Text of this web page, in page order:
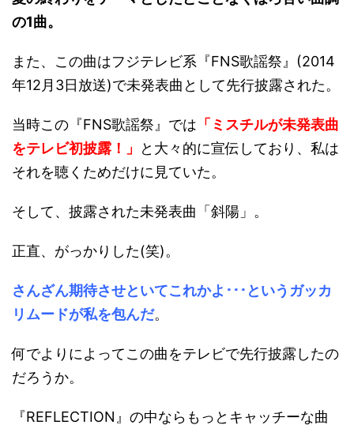
の1曲。
また、この曲はフジテレビ系『FNS歌謡祭』(2014
年12月3日放送)で未発表曲として先行披露された。
当時この『FNS歌謡祭』では 「ミスチルが未発表曲
をテレビ初披露！」
と大々的に宣伝しており、私は
それを聴くためだけに見ていた。
そして、披露された未発表曲「斜陽」。
正直、がっかりした(笑)。
さんざん期待させといてこれかよ･･･というガッカ
リムードが私を包んだ。
何でよりによってこの曲をテレビで先行披露したの
だろうか。
『REFLECTION』の中ならもっとキャッチーな曲